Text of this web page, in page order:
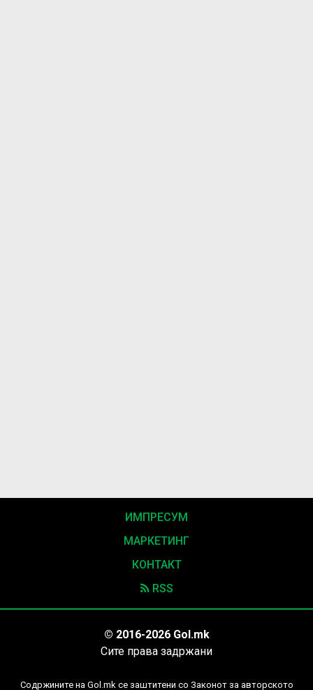
ИМПРЕСУМ
МАРКЕТИНГ
КОНТАКТ
RSS
© 2016-2026 Gol.mk
Сите права задржани
Содржините на Gol.mk се заштитени со Законот за авторското